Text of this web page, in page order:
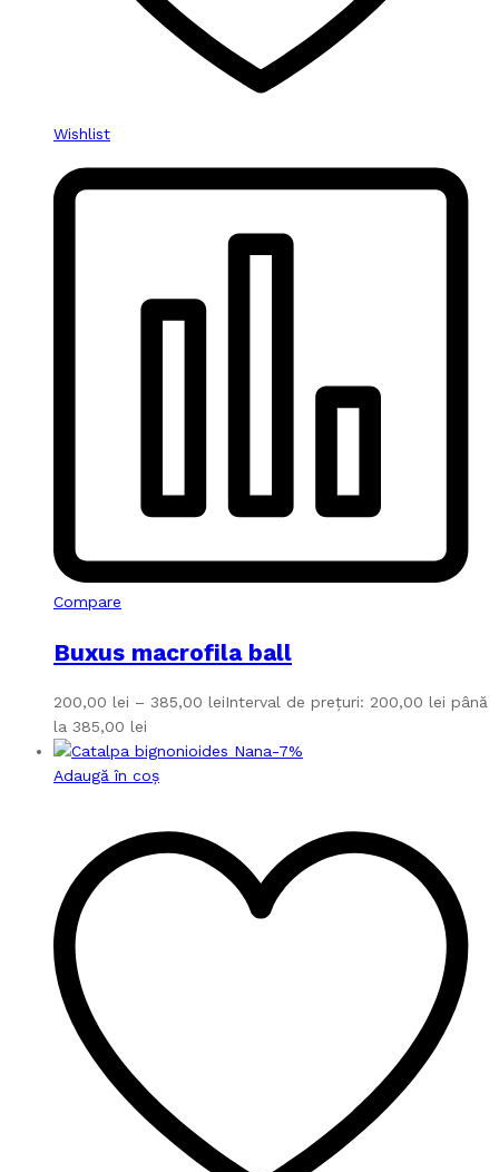
Wishlist
Compare
Buxus macrofila ball
200,00 lei – 385,00 leiInterval de prețuri: 200,00 lei până
la 385,00 lei
-7%
Adaugă în coș